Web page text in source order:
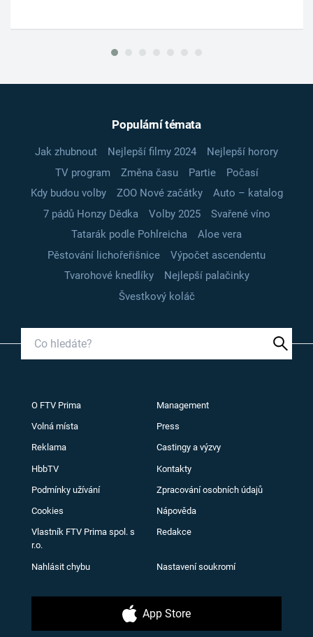
Populární témata
Jak zhubnout Nejlepší filmy 2024
Nejlepší horory
TV program
Změna času Partie
Počasí
Kdy budou volby
ZOO Nové začátky
Auto – katalog
7 pádů Honzy Dědka
Volby 2025
Svařené víno
Tatarák podle Pohlreicha
Aloe vera
Pěstování lichořeřišnice
Výpočet ascendentu
Tvarohové knedlíky
Nejlepší palačinky
Švestkový koláč
O FTV Prima Management
Volná místa Press
Reklama Castingy a výzvy
HbbTV Kontakty
Podmínky užívání Zpracování osobních údajů
Cookies Nápověda
Vlastník FTV Prima spol. s
r.o.
Redakce
Nahlásit chybu Nastavení soukromí
App Store